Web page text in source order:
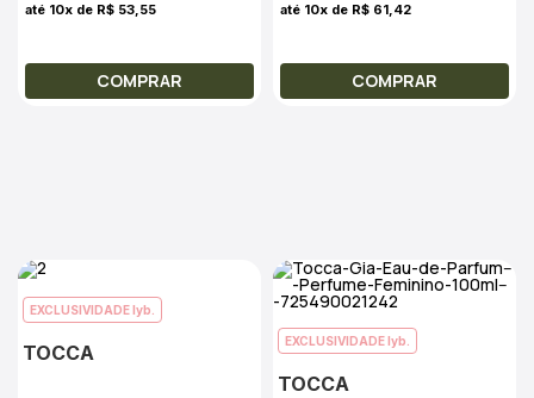
até 10x de R$ 53,55
COMPRAR
até 10x de R$ 61,42
COMPRAR
EXCLUSIVIDADE lyb.
TOCCA EXCLUSIVIDADE lyb.
TOCCA